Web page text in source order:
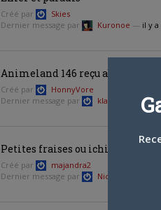
Créé par
Skies
Dernier message par
Kuronoe — il y
Animeland 146 reçu abimé
Créé par
HonnyVore
Dernier message par
klaha il y a
Petites fraises ou ichigo
Créé par
majandra2
Dernier message par
Nicolas Penedo